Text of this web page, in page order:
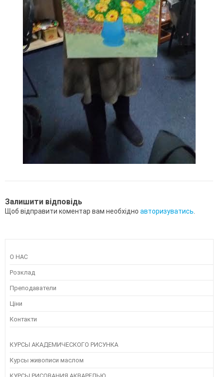
Залишити відповідь
Щоб відправити коментар вам необхідно авторизуватись
О НАС
Розклад
Преподаватели
Ціни
Контакти
КУРСЫ АКАДЕМИЧЕСКОГО РИСУНКА
Курсы живописи маслом